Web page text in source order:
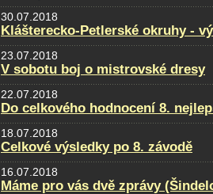
30.07.2018
Klášterecko-Petlerské okruhy -
23.07.2018
V sobotu boj o mistrovské dresy
22.07.2018
Do celkového hodnocení 8.
18.07.2018
Celkové výsledky po 8. závodě
16.07.2018
Máme pro vás dvě zprávy